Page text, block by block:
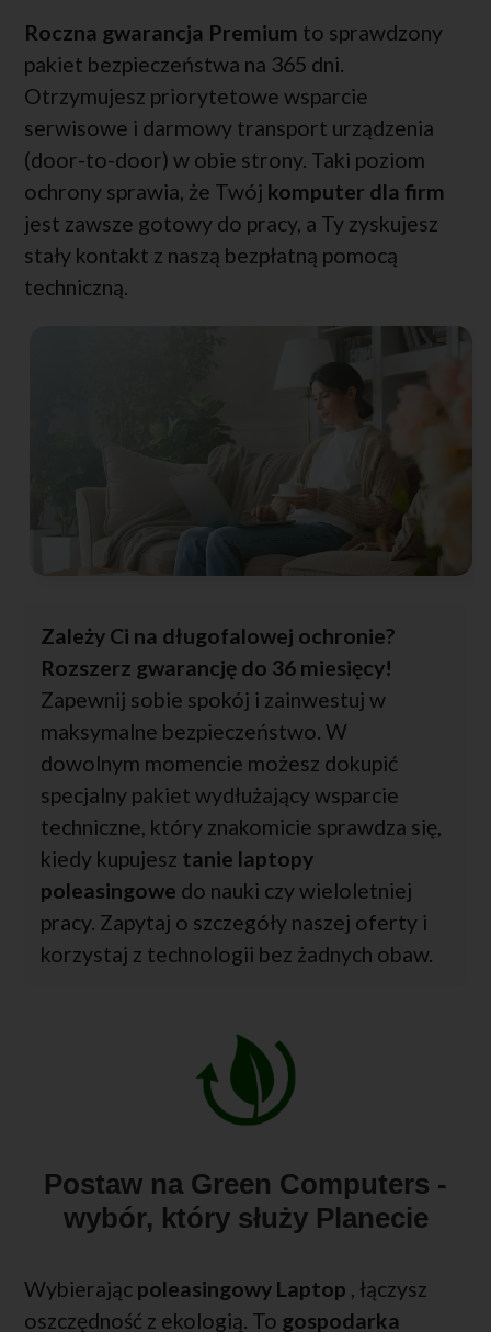
Roczna gwarancja Premium to sprawdzony
pakiet bezpieczeństwa na 365 dni.
Otrzymujesz priorytetowe wsparcie
serwisowe i darmowy transport urządzenia
(door-to-door) w obie strony. Taki poziom
ochrony sprawia, że Twój komputer dla firm
jest zawsze gotowy do pracy, a Ty zyskujesz
stały kontakt z naszą bezpłatną pomocą
techniczną.
Zależy Ci na długofalowej ochronie?
Rozszerz gwarancję do 36 miesięcy!
Zapewnij sobie spokój i zainwestuj w
maksymalne bezpieczeństwo. W
dowolnym momencie możesz dokupić
specjalny pakiet wydłużający wsparcie
techniczne, który znakomicie sprawdza się,
kiedy kupujesz tanie laptopy
poleasingowe do nauki czy wieloletniej
pracy. Zapytaj o szczegóły naszej oferty i
korzystaj z technologii bez żadnych obaw.
Postaw na Green Computers -
wybór, który służy Planecie
Wybierając poleasingowy Laptop
, łączysz
oszczędność z ekologią. To gospodarka